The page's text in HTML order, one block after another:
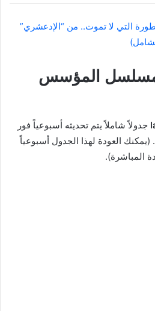
التي لا تموت.. من “الإدعشري”
المؤسس
جدولاً شاملاً يتم تحديثه أسبوعياً فور
. (يمكنك العودة لهذا الجدول أسبوعياً
المباشرة).